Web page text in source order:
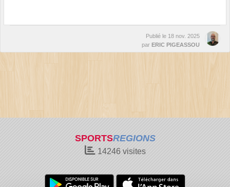
Publié le 18 nov. 2025
par ERIC PIGEASSOU
SPORTSREGIONS
14246visites